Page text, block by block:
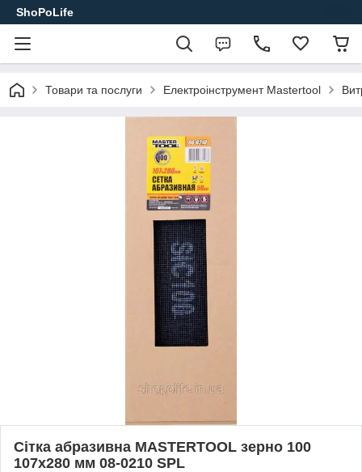
ShoPoLife
Товари та послуги Електроінструмент Mastertool
Сітка абразивна MASTERTOOL зерно 100
107х280 мм 08-0210 SPL